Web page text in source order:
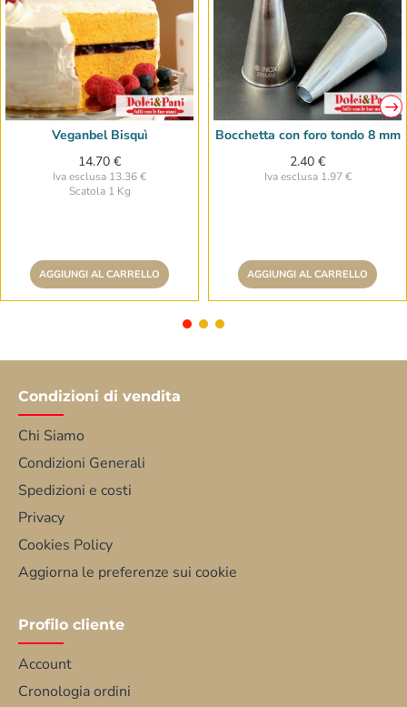
Veganbel Bisquì
14.70 €
Iva esclusa 13.36 €
Scatola 1 Kg
AGGIUNGI AL CARRELLO
Bocchetta con foro tondo 8 mm
2.40 €
Iva esclusa 1.97 €
AGGIUNGI AL CARRELLO
Condizioni di vendita
Chi Siamo
Condizioni Generali
Spedizioni e costi
Privacy
Cookies Policy
Aggiorna le preferenze sui cookie
Profilo cliente
Account
Cronologia ordini